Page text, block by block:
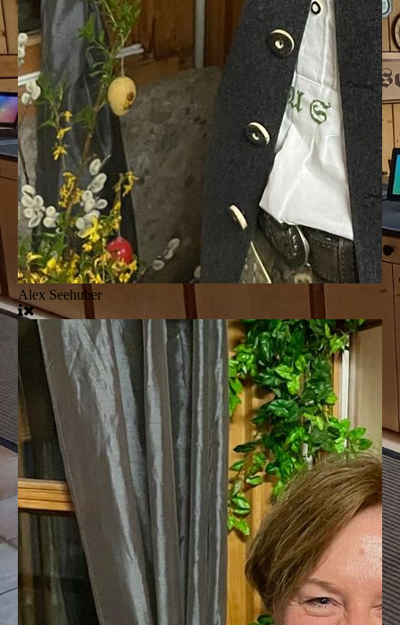
Alex Seehuber